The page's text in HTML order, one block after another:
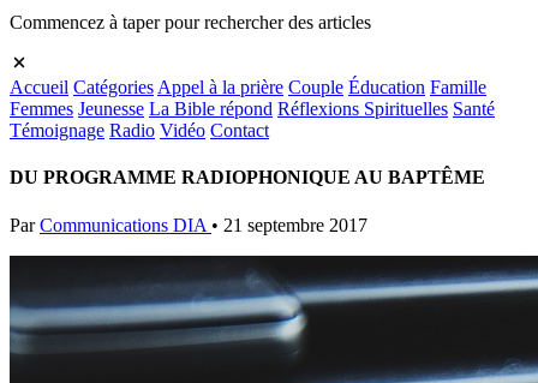
Commencez à taper pour rechercher des articles
Accueil Catégories Appel à la prière Couple Éducation Famille
Femmes Jeunesse La Bible répond Réflexions Spirituelles Santé
Témoignage Radio Vidéo Contact
DU PROGRAMME RADIOPHONIQUE AU BAPTÊME
Par Communications DIA • 21 septembre 2017